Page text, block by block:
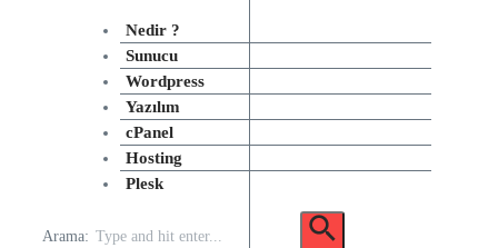
Nedir ?
Sunucu
Wordpress
Yazılım
cPanel
Hosting
Plesk
Arama: